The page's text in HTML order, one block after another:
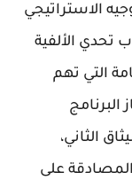
الاستراتيجي
تحدي الألفية
التي تهم
البرنامج
الثاني،
على